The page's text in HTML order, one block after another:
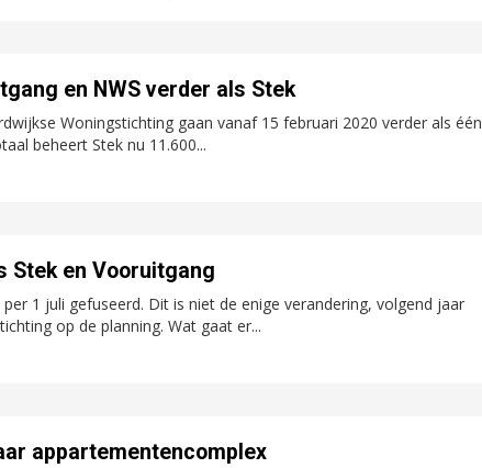
en NWS verder als Stek
Woningstichting gaan vanaf 15 februari 2020 verder als één
beheert Stek nu 11.600...
Stek en Vooruitgang
1 juli gefuseerd. Dit is niet de enige verandering, volgend jaar
op de planning. Wat gaat er...
appartementencomplex